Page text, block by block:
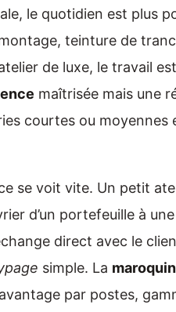
le quotidien est plus
teinture de
de luxe, le travail
maîtrisée mais une
courtes ou moyennes
se voit vite. Un petit
d’un portefeuille à
direct avec le
simple. La
par postes,